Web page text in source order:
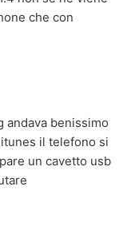
che con
andava benissimo
il telefono si
un cavetto usb